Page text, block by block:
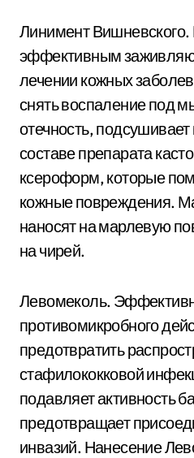
Линимент Вишневского.
эффективным
лечении кожных
снять воспаление под
отечность,
составе препарата
ксероформ, которые
кожные повреждения.
наносят на марлевую
на чирей.
Левомеколь.
противомикробного
предотвратить
стафилококковой
подавляет активность
предотвращает
инвазий. Нанесение